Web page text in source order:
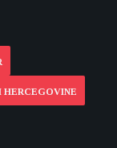
HERCEGOVINE